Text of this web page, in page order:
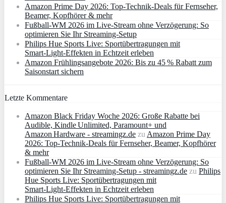
Amazon Prime Day 2026: Top-Technik-Deals für Fernseher,
Beamer, Kopfhörer & mehr
Fußball-WM 2026 im Live-Stream ohne Verzögerung: So
optimieren Sie Ihr Streaming-Setup
Philips Hue Sports Live: Sportübertragungen mit
Smart‑Light‑Effekten in Echtzeit erleben
Amazon Frühlingsangebote 2026: Bis zu 45 % Rabatt zum
Saisonstart sichern
Letzte Kommentare
Amazon Black Friday Woche 2026: Große Rabatte bei
Audible, Kindle Unlimited, Paramount+ und
Amazon Hardware - streamingz.de zuAmazon Prime Day
2026: Top-Technik-Deals für Fernseher, Beamer, Kopfhörer
& mehr
Fußball-WM 2026 im Live-Stream ohne Verzögerung: So
optimieren Sie Ihr Streaming-Setup - streamingz.de zu Philips
Hue Sports Live: Sportübertragungen mit
Smart‑Light‑Effekten in Echtzeit erleben
Philips Hue Sports Live: Sportübertragungen mit